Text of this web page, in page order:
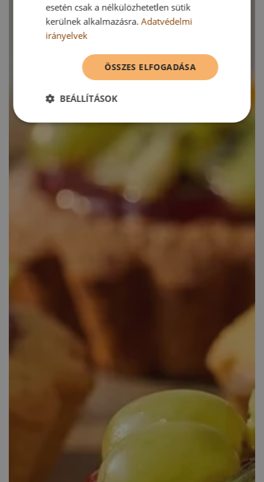
esetén csak a nélkülözhetetlen sütik
kerülnek alkalmazásra.Adatvédelmi
irányelvek
ÖSSZES ELFOGADÁSA
BEÁLLÍTÁSOK